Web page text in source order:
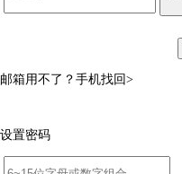
邮箱用不了？ 手机找回>
设置密码